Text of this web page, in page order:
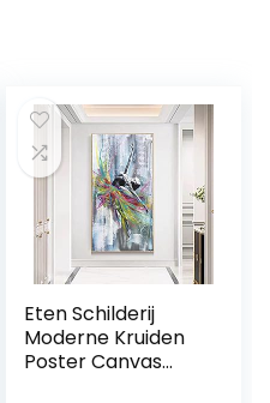
Eten Schilderij
Moderne Kruiden
Poster Canvas